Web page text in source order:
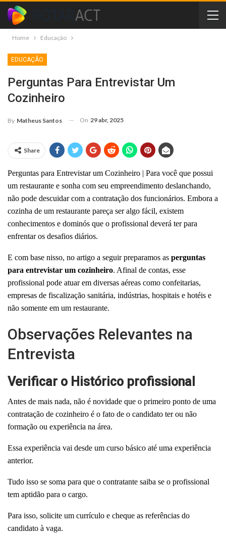
Home Educação
EDUCAÇÃO
Perguntas Para Entrevistar Um
Cozinheiro
By Matheus Santos On 29 abr, 2025
Share
Perguntas para Entrevistar um Cozinheiro | Para você que possui
um restaurante e sonha com seu empreendimento deslanchando,
não pode descuidar com a contratação dos funcionários. Embora a
cozinha de um restaurante pareça seralgo fácil, existem
conhecimentos e dominós que o profissional deverá ter para
enfrentar os desafios diários.
E com base nisso, no artigo a seguir preparamos as perguntas
para entrevistar um cozinheiro. Afinal de contas, esse
profissional pode atuar em diversas aéreas como confeitarias,
empresas de fiscalização sanitária, indústrias, hospitais e hotéis e
não somente em um restaurante.
Observações Relevantes na
Entrevista
Verificar o Histórico profissional
Antes de mais nada, não é novidade que o primeiro ponto de uma
contratação de cozinheiro é o fato de o candidato ter ou não
formação ou experiência na área.
Essa experiência vai desde um curso básico até uma experiência
anterior.
Tudo isso se soma para que o contratante saiba se o profissional
tem aptidão para o cargo.
Para isso, solicite um currículo e cheque as referências do
candidato à vaga.